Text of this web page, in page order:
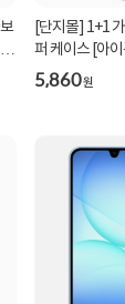
[단지몰] 1+1
퍼 케이스 [아이
5,860원